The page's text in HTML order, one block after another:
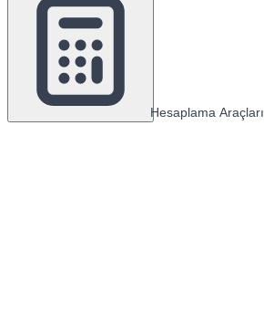
Hesaplama Araçları